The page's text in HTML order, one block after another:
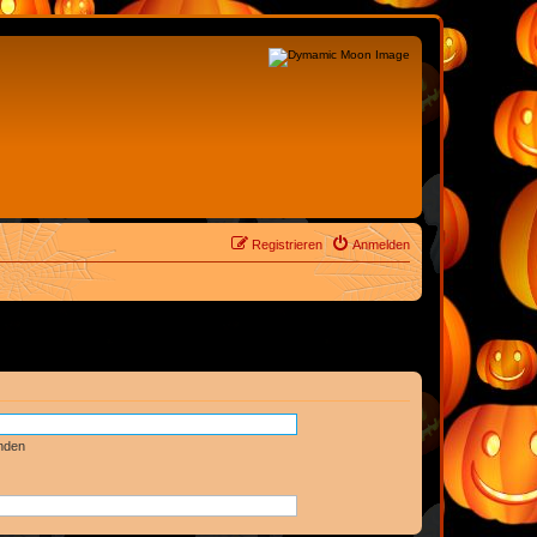
Anmelden
Registrieren